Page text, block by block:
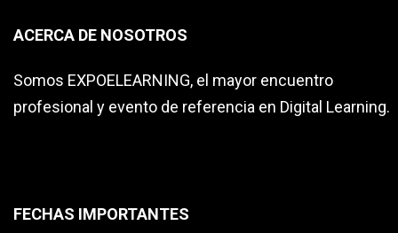
ACERCA DE NOSOTROS
Somos EXPOELEARNING, el mayor encuentro
profesional y evento de referencia en Digital Learning.
FECHAS IMPORTANTES